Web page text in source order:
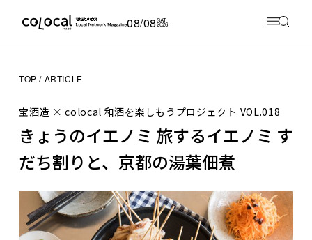
08/08SAT
2026
TOP ARTICLE
宝酒造 × colocal 和酒を楽しもうプロジェクト VOL.018
きょうのイエノミ 旅するイエノミ す
だち割りと、京都の湯葉佃煮